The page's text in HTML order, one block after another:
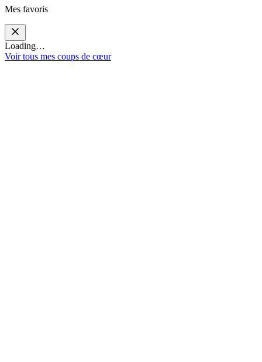
Mes favoris
Loading…
Voir tous mes coups de cœur